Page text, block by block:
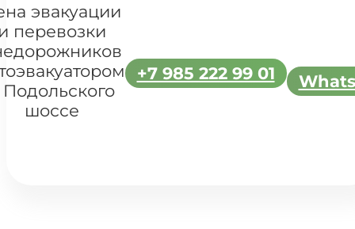
эвакуации
перевозки
Подольского
шоссе
+7 985 222 99 01